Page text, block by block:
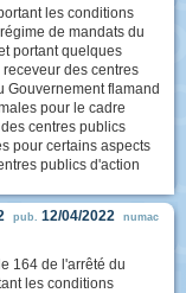
les conditions
de mandats du
portant quelques
des centres
Gouvernement flamand
pour le cadre
centres publics
pour certains aspects
publics d'action
pub. 12/04/2022 numac
164 de l'arrêté du
les conditions